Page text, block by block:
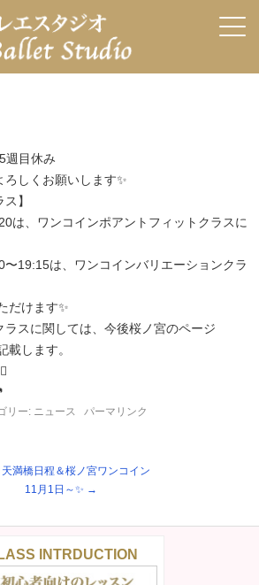
11月1日～✨ →
コイン
週目休み
しくお願いします✨
】
は、ワンコインポアントフィットクラスに
19:15は、ワンコインバリエーションクラ
だけます✨
スに関しては、今後桜ノ宮のページ
載します。
リー: ニュース パーマリンク
満橋日程＆桜ノ宮ワンコイン
11月1日～✨ →
INTRDUCTION